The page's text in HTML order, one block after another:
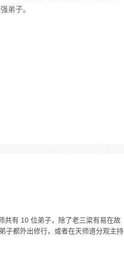
弟子。
共有 10 位弟子，除了老三梁有易在故
子都外出修行，或者在天师道分观主持